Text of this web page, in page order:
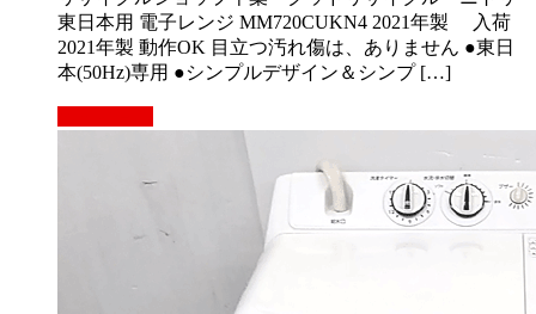
東日本用 電子レンジ MM720CUKN4 2021年製 入荷
2021年製 動作OK 目立つ汚れ傷は、ありません ●東日
本(50Hz)専用 ●シンプルデザイン＆シンプ […]